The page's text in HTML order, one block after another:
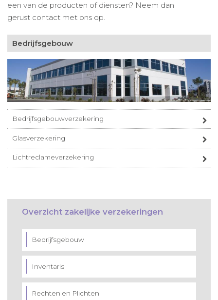
een van de producten of diensten? Neem dan
gerust contact met ons op.
Bedrijfsgebouw
Bedrijfsgebouwverzekering
Glasverzekering
Lichtreclameverzekering
Overzicht zakelijke verzekeringen
Bedrijfsgebouw
Inventaris
Rechten en Plichten